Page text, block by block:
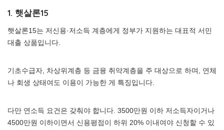
1. 햇살론15
햇살론15는 저신용·저소득 계층에게 정부가 지원하는 대표적 서민
대출 상품입니다.
기초수급자, 차상위계층 등 금융 취약계층을 주 대상으로 하며, 연체
나 회생 상태여도 이용이 가능한 게 특징입니다.
다만 연소득 요건은 갖춰야 합니다. 3500만원 이하 저소득자이거나
4500만원 이하이면서 신용평점이 하위 20% 이내여야 신청할 수 있